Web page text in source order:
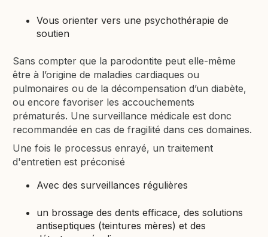
Vous orienter vers une psychothérapie de
soutien
Sans compter que la parodontite peut elle-même
être à l’origine de maladies cardiaques ou
pulmonaires ou de la décompensation d’un diabète,
ou encore favoriser les accouchements
prématurés. Une surveillance médicale est donc
recommandée en cas de fragilité dans ces domaines.
Une fois le processus enrayé, un traitement
d'entretien est préconisé
Avec des surveillances régulières
un brossage des dents efficace, des solutions
antiseptiques (teintures mères) et des